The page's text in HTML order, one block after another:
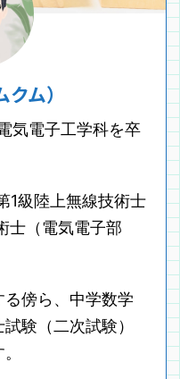
ム）
気電子工学科を卒
1級陸上無線技術士
士（電気電子部
傍ら、中学数学
験（二次試験）